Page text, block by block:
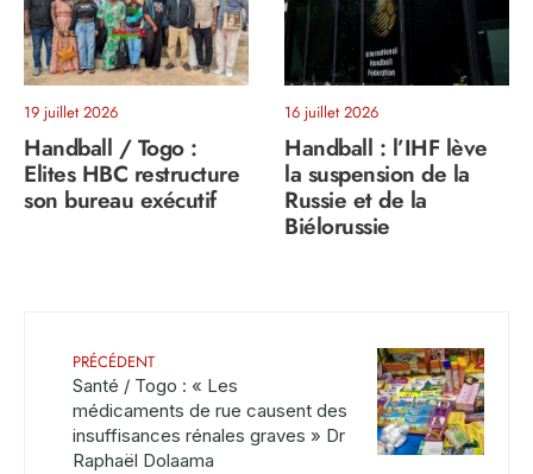
19 juillet 2026
Handball / Togo :
Elites HBC restructure
son bureau exécutif
16 juillet 2026
Handball : l’IHF lève
la suspension de la
Russie et de la
Biélorussie
PRÉCÉDENT
Santé / Togo : « Les
médicaments de rue causent des
insuffisances rénales graves » Dr
Raphaël Dolaama